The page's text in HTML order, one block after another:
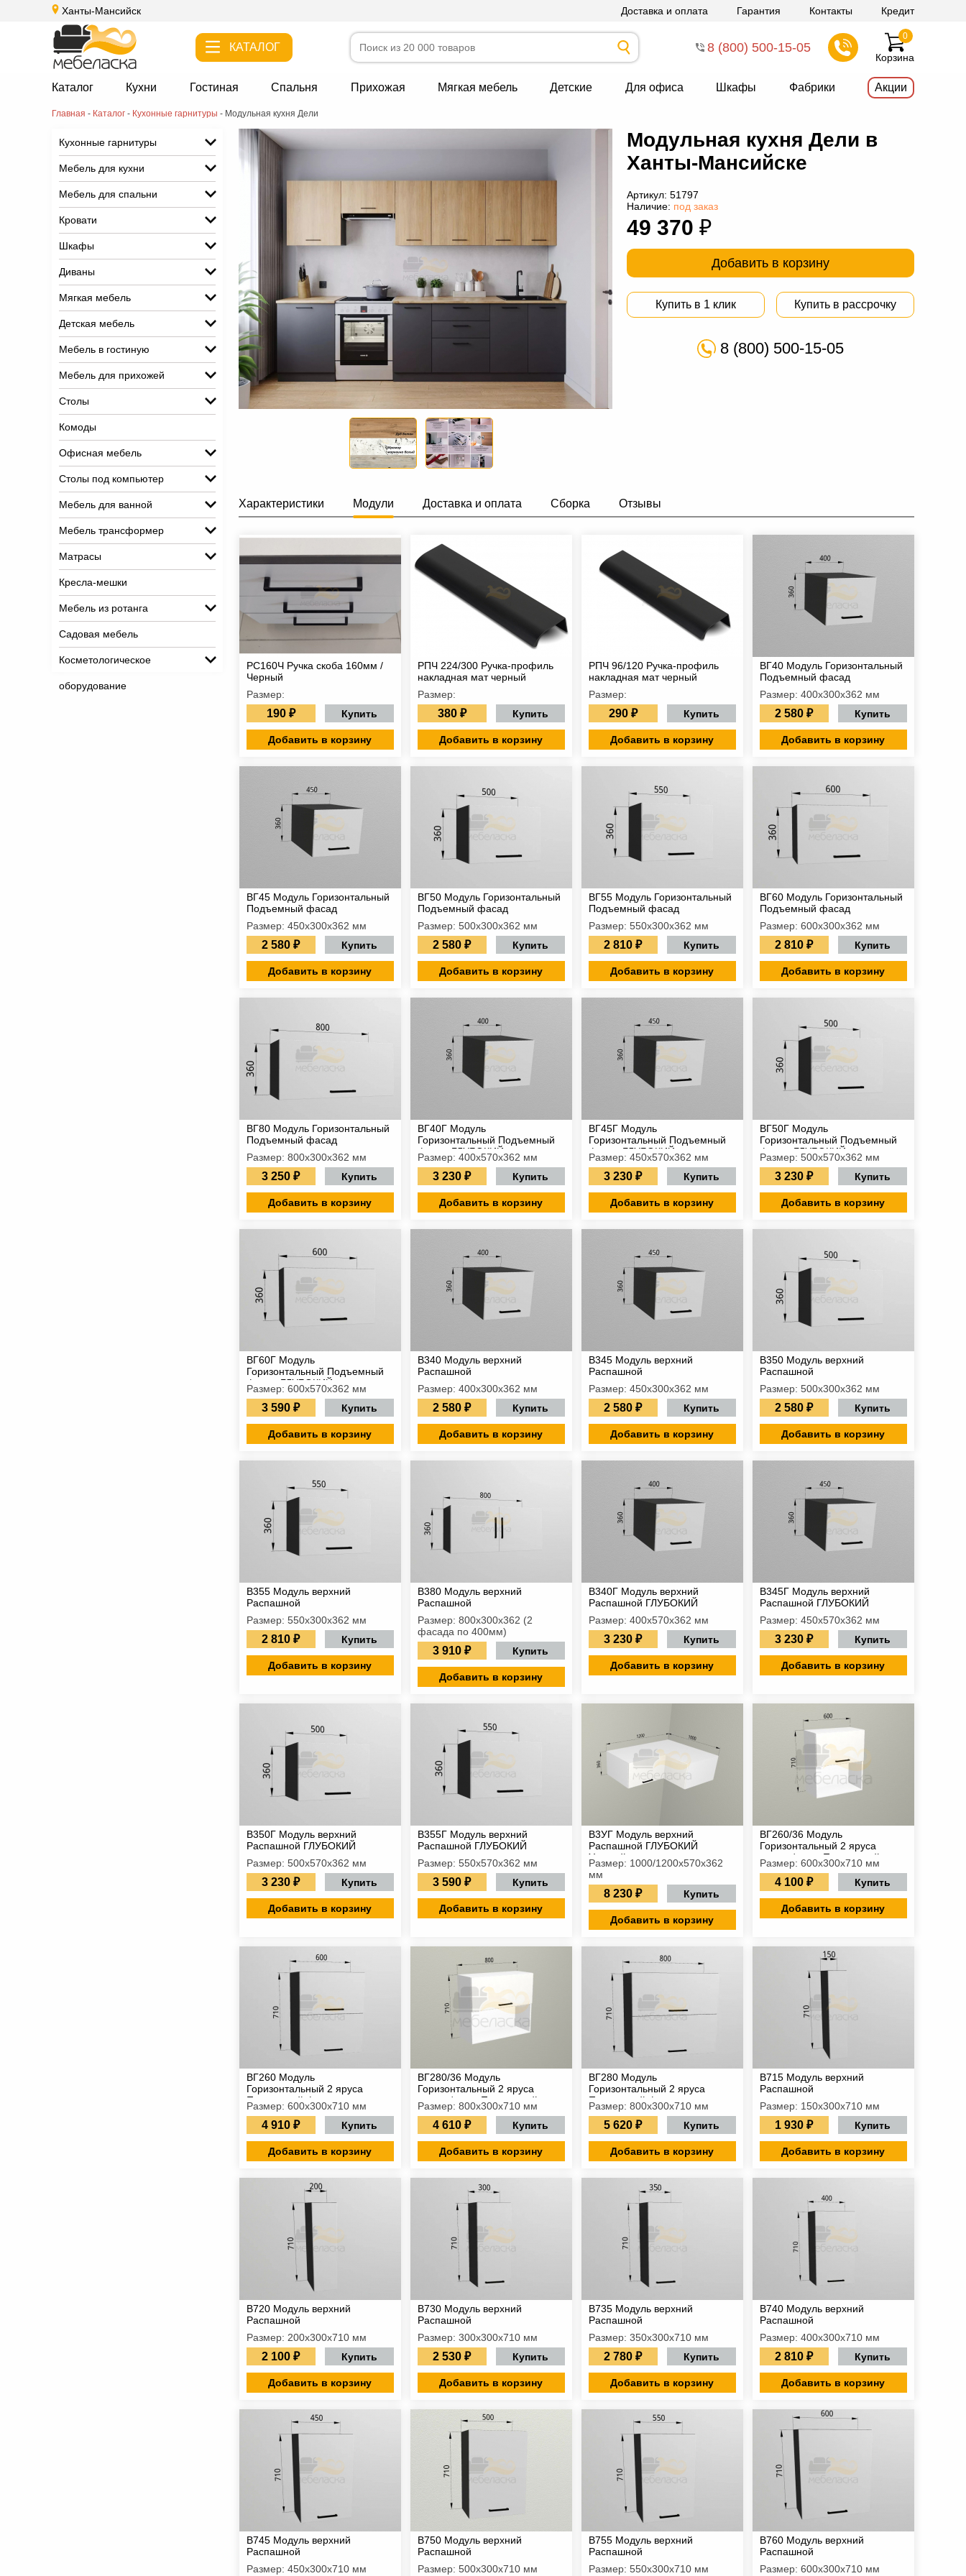
Ханты-Мансийск Доставка и оплата Гарантия Контакты Кредит
КАТАЛОГ 8 (800) 500-15-05
Корзина
0
Каталог Кухни Гостиная Спальня Прихожая Мягкая мебель Детские Для офиса Шкафы Фабрики Акции
Главная - Каталог - Кухонные гарнитуры - Модульная кухня Дели
Кухонные гарнитуры
Мебель для кухни
Мебель для спальни
Кровати
Шкафы
Диваны
Мягкая мебель
Детская мебель
Мебель в гостиную
Мебель для прихожей
Столы
Комоды
Офисная мебель
Столы под компьютер
Мебель для ванной
Мебель трансформер
Матрасы
Кресла-мешки
Мебель из ротанга
Садовая мебель
Косметологическое
оборудование
Модульная кухня Дели в
Ханты-Мансийске
Артикул: 51797
Наличие: под заказ
49 370 ₽
Добавить в корзину
Купить в 1 клик Купить в рассрочку
8 (800) 500-15-05
Характеристики Модули Доставка и оплата Сборка Отзывы
РС160Ч Ручка скоба 160мм /
Черный
Размер:
190 ₽ Купить
Добавить в корзину
РПЧ 224/300 Ручка-профиль
накладная мат черный
Размер:
380 ₽ Купить
Добавить в корзину
РПЧ 96/120 Ручка-профиль
накладная мат черный
Размер:
290 ₽ Купить
Добавить в корзину
ВГ40 Модуль Горизонтальный
Подъемный фасад
Размер: 400х300х362 мм
2 580 ₽ Купить
Добавить в корзину
ВГ45 Модуль Горизонтальный
Подъемный фасад
Размер: 450х300х362 мм
2 580 ₽ Купить
Добавить в корзину
ВГ50 Модуль Горизонтальный
Подъемный фасад
Размер: 500х300х362 мм
2 580 ₽ Купить
Добавить в корзину
ВГ55 Модуль Горизонтальный
Подъемный фасад
Размер: 550х300х362 мм
2 810 ₽ Купить
Добавить в корзину
ВГ60 Модуль Горизонтальный
Подъемный фасад
Размер: 600х300х362 мм
2 810 ₽ Купить
Добавить в корзину
ВГ80 Модуль Горизонтальный
Подъемный фасад
Размер: 800х300х362 мм
3 250 ₽ Купить
Добавить в корзину
ВГ40Г Модуль
Горизонтальный Подъемный
фасад ГЛУБОКИЙ
Размер: 400х570х362 мм
3 230 ₽ Купить
Добавить в корзину
ВГ45Г Модуль
Горизонтальный Подъемный
фасад ГЛУБОКИЙ
Размер: 450х570х362 мм
3 230 ₽ Купить
Добавить в корзину
ВГ50Г Модуль
Горизонтальный Подъемный
фасад ГЛУБОКИЙ
Размер: 500х570х362 мм
3 230 ₽ Купить
Добавить в корзину
ВГ60Г Модуль
Горизонтальный Подъемный
фасад ГЛУБОКИЙ
Размер: 600х570х362 мм
3 590 ₽ Купить
Добавить в корзину
В340 Модуль верхний
Распашной
Размер: 400х300х362 мм
2 580 ₽ Купить
Добавить в корзину
В345 Модуль верхний
Распашной
Размер: 450х300х362 мм
2 580 ₽ Купить
Добавить в корзину
В350 Модуль верхний
Распашной
Размер: 500х300х362 мм
2 580 ₽ Купить
Добавить в корзину
В355 Модуль верхний
Распашной
Размер: 550х300х362 мм
2 810 ₽ Купить
Добавить в корзину
В380 Модуль верхний
Распашной
Размер: 800х300х362 (2
фасада по 400мм)
3 910 ₽ Купить
Добавить в корзину
В340Г Модуль верхний
Распашной ГЛУБОКИЙ
Размер: 400х570х362 мм
3 230 ₽ Купить
Добавить в корзину
В345Г Модуль верхний
Распашной ГЛУБОКИЙ
Размер: 450х570х362 мм
3 230 ₽ Купить
Добавить в корзину
В350Г Модуль верхний
Распашной ГЛУБОКИЙ
Размер: 500х570х362 мм
3 230 ₽ Купить
Добавить в корзину
В355Г Модуль верхний
Распашной ГЛУБОКИЙ
Размер: 550х570х362 мм
3 590 ₽ Купить
Добавить в корзину
В3УГ Модуль верхний
Распашной ГЛУБОКИЙ
Угловой
Размер: 1000/1200х570х362
мм
8 230 ₽ Купить
Добавить в корзину
ВГ260/36 Модуль
Горизонтальный 2 яруса
дверка/ниша Подъемный
фасад
Размер: 600х300х710 мм
4 100 ₽ Купить
Добавить в корзину
ВГ260 Модуль
Горизонтальный 2 яруса
Подъемный фасад
Размер: 600х300х710 мм
4 910 ₽ Купить
Добавить в корзину
ВГ280/36 Модуль
Горизонтальный 2 яруса
дверка/ниша Подъемный
фасад
Размер: 800х300х710 мм
4 610 ₽ Купить
Добавить в корзину
ВГ280 Модуль
Горизонтальный 2 яруса
Подъемный фасад
Размер: 800х300х710 мм
5 620 ₽ Купить
Добавить в корзину
В715 Модуль верхний
Распашной
Размер: 150х300х710 мм
1 930 ₽ Купить
Добавить в корзину
В720 Модуль верхний
Распашной
Размер: 200х300х710 мм
2 100 ₽ Купить
Добавить в корзину
В730 Модуль верхний
Распашной
Размер: 300х300х710 мм
2 530 ₽ Купить
Добавить в корзину
В735 Модуль верхний
Распашной
Размер: 350х300х710 мм
2 780 ₽ Купить
Добавить в корзину
В740 Модуль верхний
Распашной
Размер: 400х300х710 мм
2 810 ₽ Купить
Добавить в корзину
В745 Модуль верхний
Распашной
Размер: 450х300х710 мм
В750 Модуль верхний
Распашной
Размер: 500х300х710 мм
В755 Модуль верхний
Распашной
Размер: 550х300х710 мм
В760 Модуль верхний
Распашной
Размер: 600х300х710 мм